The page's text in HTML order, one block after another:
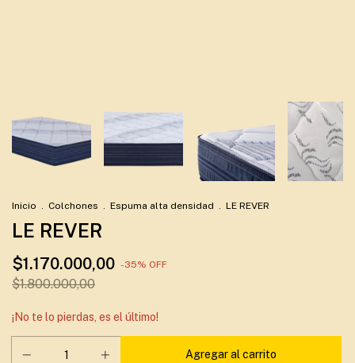
Inicio . Colchones . Espuma alta densidad . LE REVER
LE REVER
$1.170.000,00 -35% OFF
$1.800.000,00
¡No te lo pierdas, es el último!